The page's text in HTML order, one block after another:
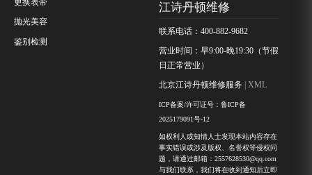
更换表带
抛光美容
鉴别检测
江诗丹顿维修
联系电话：400-882-9682
营业时间：早9:00-晚19:30（节假
日正常营业）
北京江诗丹顿维修服务 | XML
ICP备案/许可证号：鲁ICP备
2025179091号-12
如权利人或知情人士发现本站内容存在
事实错误或涉及版权、名誉权等侵权问
题，请通过邮箱：2557628530@qq.com
与我们联系，我们将在收到通知后立即